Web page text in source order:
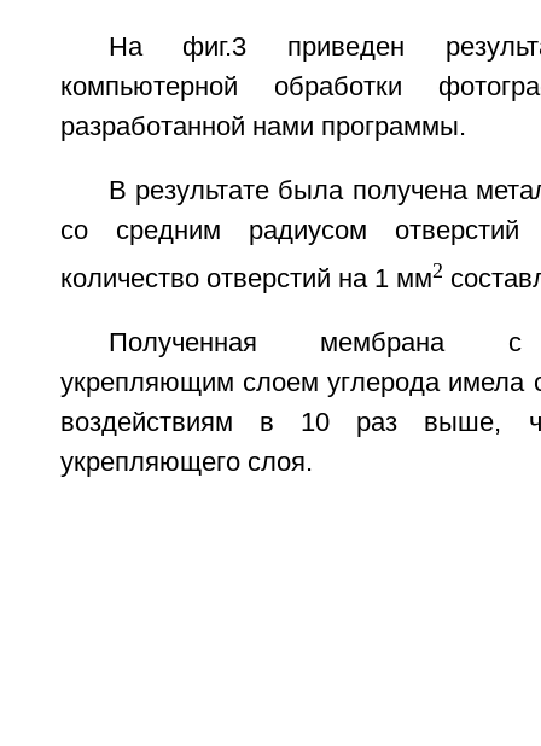
На фиг.3 приведен
компьютерной обработки
разработанной нами программы.
В результате была получена
со средним радиусом
количество отверстий на 1 мм2
Полученная мембрана с
укрепляющим слоем углерода имела
воздействиям в 10 раз выше,
укрепляющего слоя.